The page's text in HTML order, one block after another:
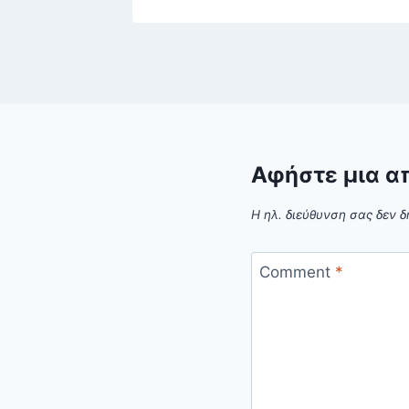
Αφήστε μια
Η ηλ. διεύθυνση σας δεν
Comment *